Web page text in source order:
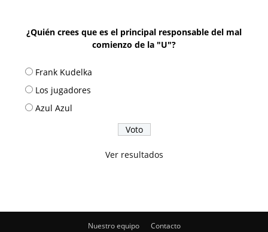
¿Quién crees que es el principal responsable del mal
comienzo de la "U"?
Frank Kudelka
Los jugadores
Azul Azul
Ver resultados
Nuestro equipo Contacto